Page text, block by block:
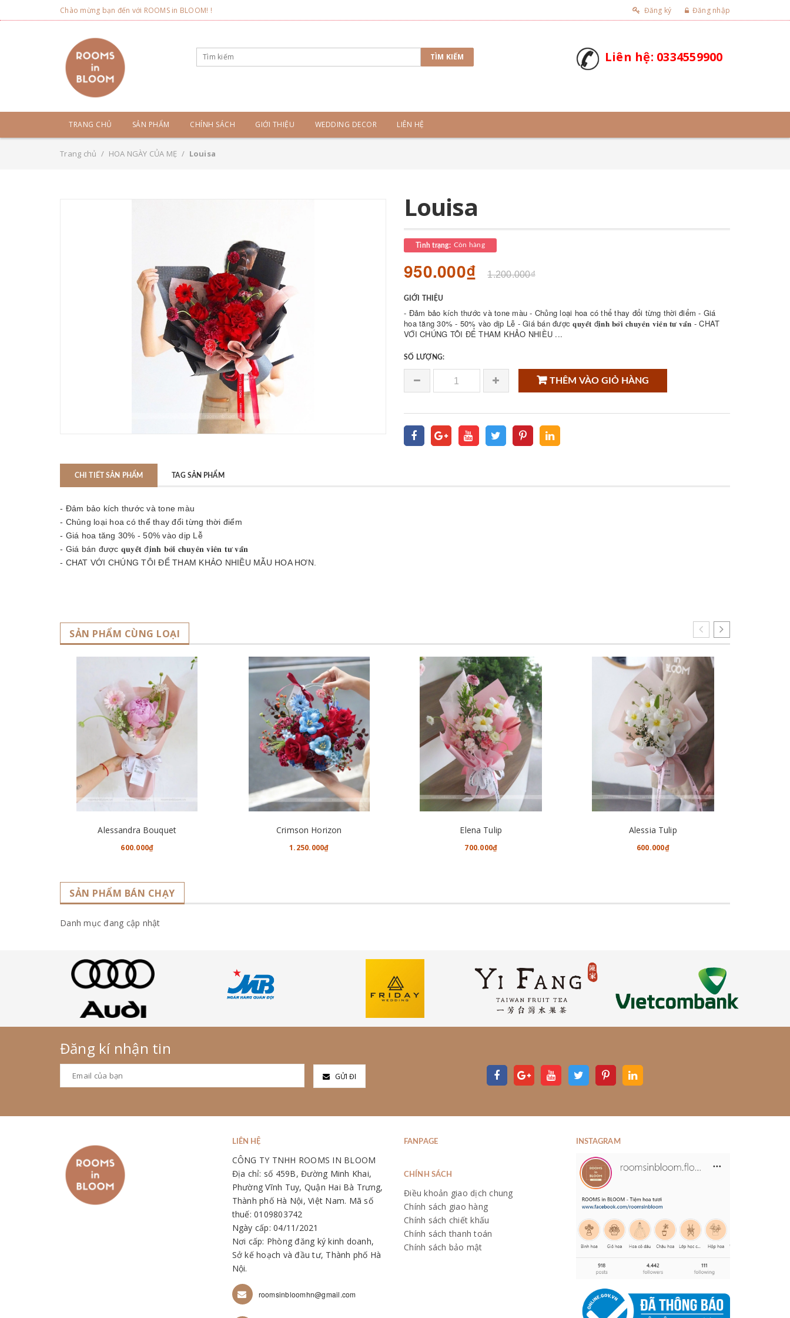
Chào mừng bạn đến với ROOMS in BLOOM! ! Đăng ký Đăng nhập
TÌM KIẾM Liên hệ: 0334559900
TRANG CHỦ SẢN PHẨM CHÍNH SÁCH GIỚI THIỆU WEDDING DECOR LIÊN HỆ
Trang chủ / HOA NGÀY CỦA MẸ / Louisa
Louisa
Tình trạng: Còn hàng
950.000₫ 1.200.000₫
GIỚI THIỆU
- Đảm bảo kích thước và tone màu - Chủng loại hoa có thể thay đổi từng thời điểm - Giá
hoa tăng 30% - 50% vào dịp Lễ - Giá bán được 𝐪𝐮𝐲𝐞̂́𝐭 đ𝐢̣𝐧𝐡 𝐛𝐨̛̉𝐢 𝐜𝐡𝐮𝐲𝐞̂𝐧 𝐯𝐢𝐞̂𝐧 𝐭𝐮̛ 𝐯𝐚̂́𝐧 - CHAT
VỚI CHÚNG TÔI ĐỂ THAM KHẢO NHIỀU ...
SỐ LƯỢNG:
THÊM VÀO GIỎ HÀNG
CHI TIẾT SẢN PHẨM TAG SẢN PHẨM
- Đảm bảo kích thước và tone màu
- Chủng loại hoa có thể thay đổi từng thời điểm
- Giá hoa tăng 30% - 50% vào dịp Lễ
- Giá bán được 𝐪𝐮𝐲𝐞̂́𝐭 đ𝐢̣𝐧𝐡 𝐛𝐨̛̉𝐢 𝐜𝐡𝐮𝐲𝐞̂𝐧 𝐯𝐢𝐞̂𝐧 𝐭𝐮̛ 𝐯𝐚̂́𝐧
- CHAT VỚI CHÚNG TÔI ĐỂ THAM KHẢO NHIỀU MẪU HOA HƠN.
SẢN PHẨM CÙNG LOẠI
Alessandra Bouquet
600.000₫
Crimson Horizon
1.250.000₫
Elena Tulip
700.000₫
Alessia Tulip
600.000₫
SẢN PHẨM BÁN CHẠY
Danh mục đang cập nhật
Đăng kí nhận tin
GỬI ĐI
LIÊN HỆ
CÔNG TY TNHH ROOMS IN BLOOM
Địa chỉ: số 459B, Đường Minh Khai,
Phường Vĩnh Tuy, Quận Hai Bà Trưng,
Thành phố Hà Nội, Việt Nam. Mã số
thuế: 0109803742
Ngày cấp: 04/11/2021
Nơi cấp: Phòng đăng ký kinh doanh,
Sở kế hoạch và đầu tư, Thành phố Hà
Nội.
roomsinbloomhn@gmail.com
FANPAGE
CHÍNH SÁCH
Điều khoản giao dịch chung
Chính sách giao hàng
Chính sách chiết khấu
Chính sách thanh toán
Chính sách bảo mật
INSTAGRAM